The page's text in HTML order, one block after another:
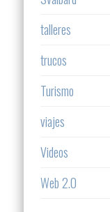
talleres
trucos
Turismo
viajes
Videos
Web 2.0